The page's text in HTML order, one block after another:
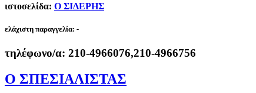
ιστοσελίδα: Ο ΣΙΔΕΡΗΣ
ελάχιστη παραγγελία: -
τηλέφωνο/α: 210-4966076,210-4966756
Ο ΣΠΕΣΙΑΛΙΣΤΑΣ